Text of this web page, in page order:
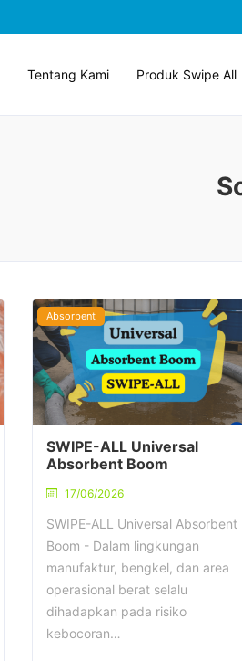
Tentang Kami Produk Swipe All
Absorbent
SWIPE-ALL Universal
Absorbent Boom
17/06/2026
SWIPE-ALL Universal Absorbent
Boom - Dalam lingkungan
manufaktur, bengkel, dan area
operasional berat selalu
dihadapkan pada risiko
kebocoran…